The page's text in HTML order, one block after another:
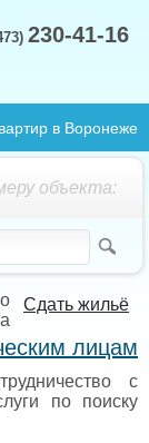
230-41-16
в Воронеже
объекта:
Сдать жильё
лицам
с
по поиску